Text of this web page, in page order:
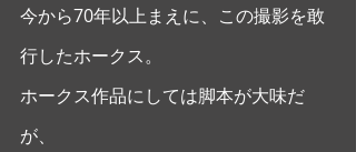
今から70年以上まえに、この撮影を敢
行したホークス。
ホークス作品にしては脚本が大味だ
が、